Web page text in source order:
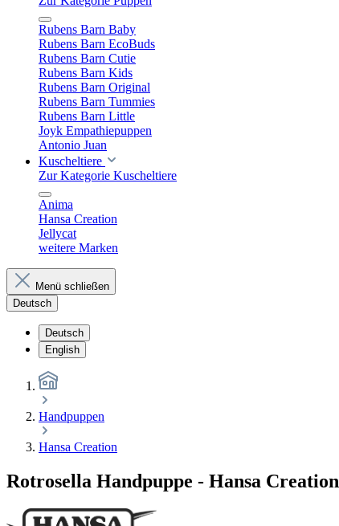
Rubens Barn Baby
Rubens Barn EcoBuds
Rubens Barn Cutie
Rubens Barn Kids
Rubens Barn Original
Rubens Barn Tummies
Rubens Barn Little
Joyk Empathiepuppen
Antonio Juan
Kuscheltiere
Zur Kategorie Kuscheltiere
Anima
Hansa Creation
Jellycat
weitere Marken
Menü schließen
Deutsch
Deutsch
English
Handpuppen
Hansa Creation
Rotrosella Handpuppe - Hansa Creation